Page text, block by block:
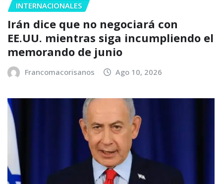
INTERNACIONALES
Irán dice que no negociará con
EE.UU. mientras siga incumpliendo el
memorando de junio
Francomacorisanos Ago 10, 2026